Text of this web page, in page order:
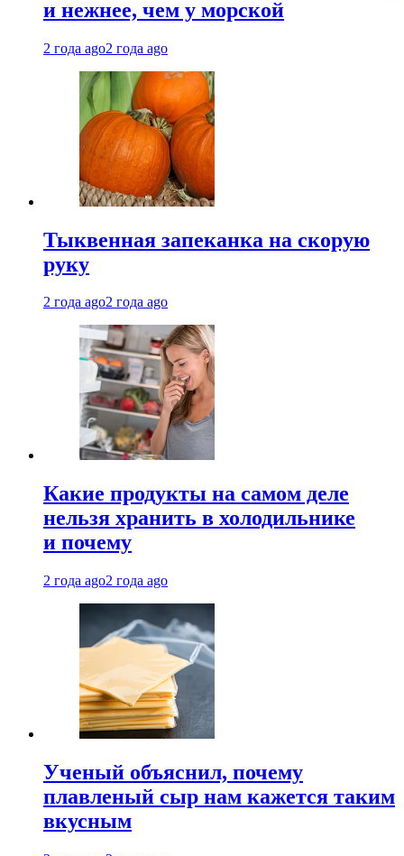
и нежнее, чем у морской
2 года ago2 года ago
Тыквенная запеканка на скорую
руку
2 года ago2 года ago
Какие продукты на самом деле
нельзя хранить в холодильнике
и почему
2 года ago2 года ago
Ученый объяснил, почему
плавленый сыр нам кажется таким
вкусным